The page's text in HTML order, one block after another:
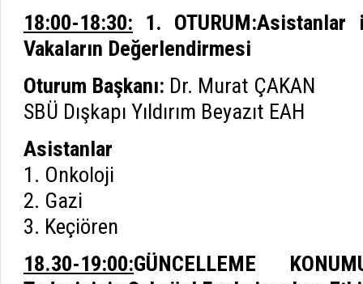
18:00-18:30: 1.
Vakaların Değerlendirmesi
Oturum Başkanı: Dr. Murat ÇAKAN
SBÜ Dışkapı Yıldırım Beyazıt EAH
Asistanlar
1. Onkoloji
2. Gazi
3. Keçiören
18.30-19:00:GÜNCELLEME